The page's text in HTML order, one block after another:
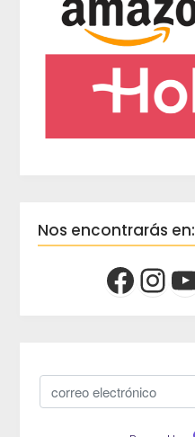
Nos encontrarás en: